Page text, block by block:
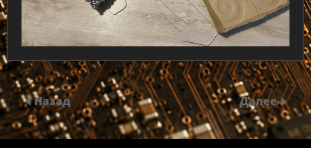
Назад Далее